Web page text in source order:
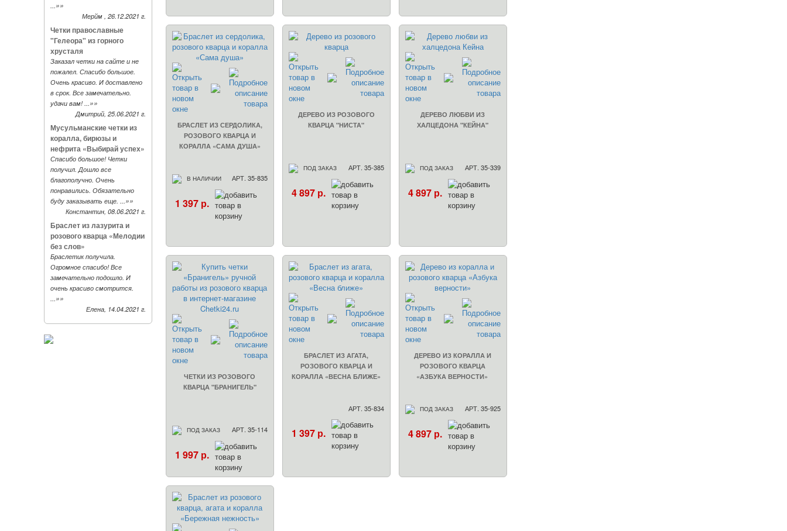
...»»
Мерйм , 26.12.2021 г.
Четки православные
"Гелеора" из горного
хрусталя
Заказал четки на сайте и не
пожалел. Спасибо большое.
Очень красиво. И доставлено
в срок. Все замечательно.
удачи вам! ...»»
Дмитрий, 25.06.2021 г.
Мусульманские четки из
коралла, бирюзы и
нефрита «Выбирай успех»
Спасибо большое! Четки
получил. Дошло все
благополучно. Очень
понравились. Обязательно
буду заказывать еще. ...»»
Константин, 08.06.2021 г.
Браслет из лазурита и
розового кварца «Мелодии
без слов»
Браслетик получила.
Огромное спасибо! Все
замечательно подошло. И
очень красиво смотрится.
...»»
Елена, 14.04.2021 г.
БРАСЛЕТ ИЗ СЕРДОЛИКА,
РОЗОВОГО КВАРЦА И
КОРАЛЛА «САМА ДУША»
В НАЛИЧИИ АРТ. 35-835
1 397 р.
ДЕРЕВО ИЗ РОЗОВОГО
КВАРЦА "НИСТА"
ПОД ЗАКАЗ АРТ. 35-385
4 897 р.
ДЕРЕВО ЛЮБВИ ИЗ
ХАЛЦЕДОНА "КЕЙНА"
ПОД ЗАКАЗ АРТ. 35-339
4 897 р.
ЧЕТКИ ИЗ РОЗОВОГО
КВАРЦА "БРАНИГЕЛЬ"
ПОД ЗАКАЗ АРТ. 35-114
1 997 р.
БРАСЛЕТ ИЗ АГАТА,
РОЗОВОГО КВАРЦА И
КОРАЛЛА «ВЕСНА БЛИЖЕ»
АРТ. 35-834
1 397 р.
ДЕРЕВО ИЗ КОРАЛЛА И
РОЗОВОГО КВАРЦА
«АЗБУКА ВЕРНОСТИ»
ПОД ЗАКАЗ АРТ. 35-925
4 897 р.